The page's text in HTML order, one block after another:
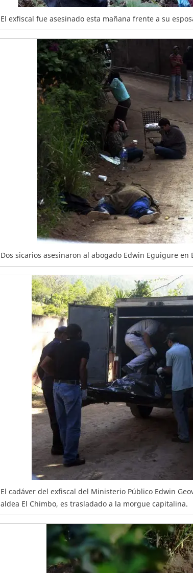
El exfiscal fue asesinado esta mañana frente a su
Dos sicarios asesinaron al abogado Edwin Eguigure en
El cadáver del exfiscal del Ministerio Público Edwin
aldea El Chimbo, es trasladado a la morgue capitalina.